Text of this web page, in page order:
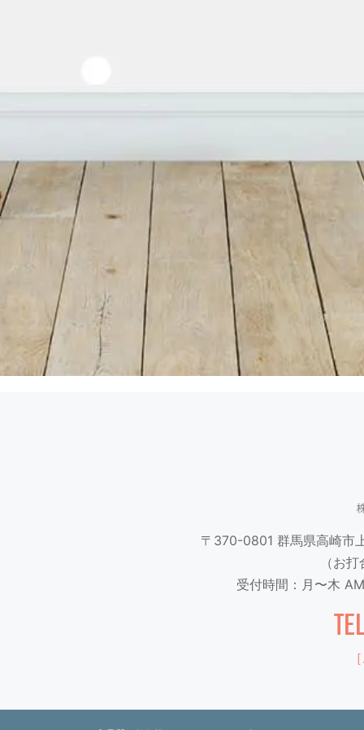
〒370-0801 群馬県高崎市
（お
受付時間：月〜木